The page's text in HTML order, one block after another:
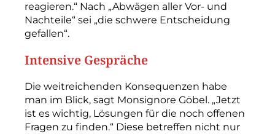
reagieren.“ Nach „Abwägen aller Vor- und
Nachteile“ sei „die schwere Entscheidung
gefallen“.
Intensive Gespräche
Die weitreichenden Konsequenzen habe
man im Blick, sagt Monsignore Göbel. „Jetzt
ist es wichtig, Lösungen für die noch offenen
Fragen zu finden.“ Diese betreffen nicht nur